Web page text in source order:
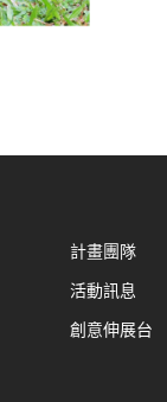
計畫團隊
活動訊息
創意伸展台